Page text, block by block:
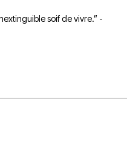
soif de vivre.” -